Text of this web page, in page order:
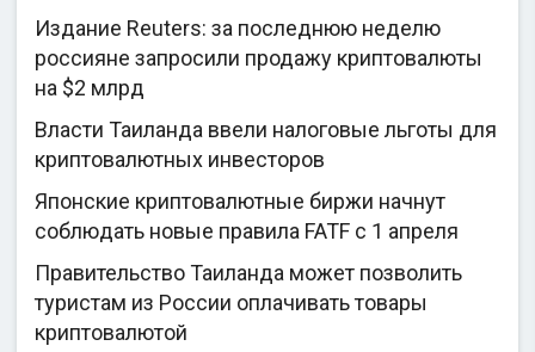
Издание Reuters: за последнюю неделю
россияне запросили продажу криптовалюты
на $2 млрд
Власти Таиланда ввели налоговые льготы для
криптовалютных инвесторов
Японские криптовалютные биржи начнут
соблюдать новые правила FATF с 1 апреля
Правительство Таиланда может позволить
туристам из России оплачивать товары
криптовалютой